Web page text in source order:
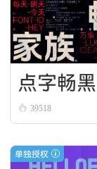
点字畅
39518
单独授权